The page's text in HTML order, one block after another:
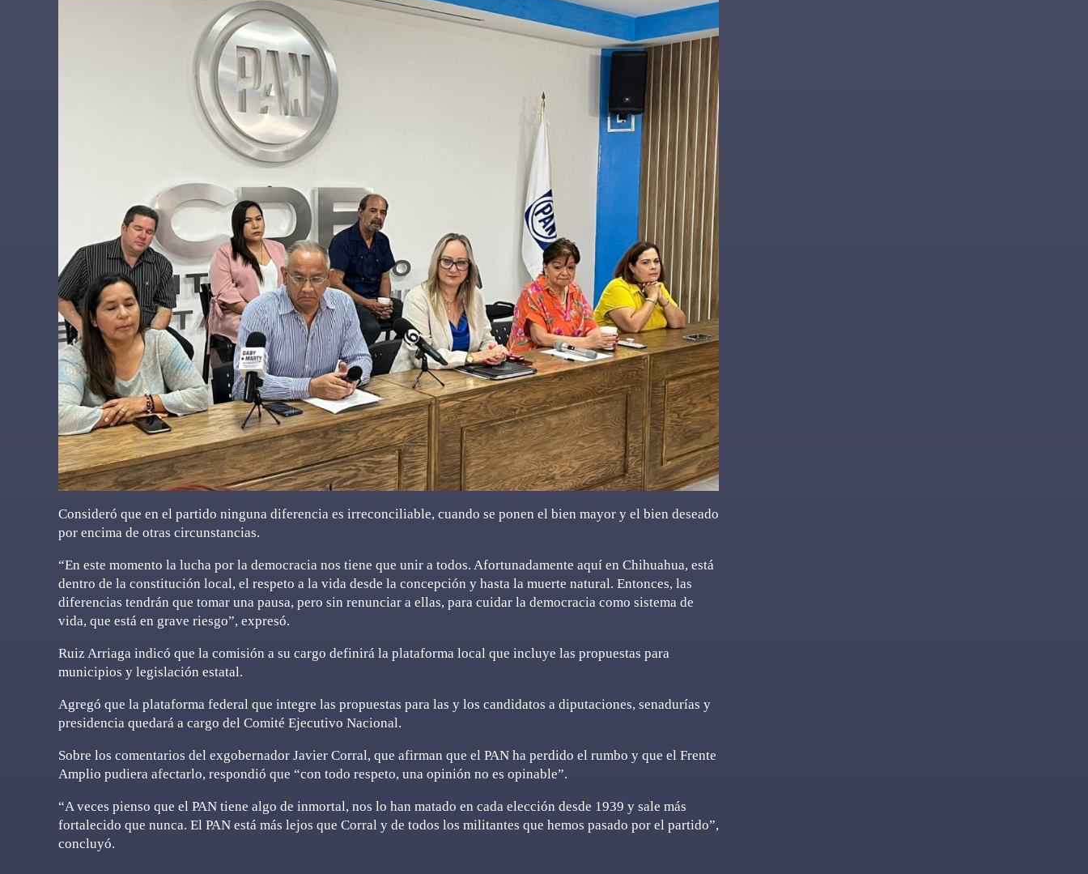
Consideró que en el partido ninguna diferencia es irreconciliable, cuando se ponen el bien mayor y el bien deseado
por encima de otras circunstancias.
“En este momento la lucha por la democracia nos tiene que unir a todos. Afortunadamente aquí en Chihuahua, está
dentro de la constitución local, el respeto a la vida desde la concepción y hasta la muerte natural. Entonces, las
diferencias tendrán que tomar una pausa, pero sin renunciar a ellas, para cuidar la democracia como sistema de
vida, que está en grave riesgo”, expresó.
Ruiz Arriaga indicó que la comisión a su cargo definirá la plataforma local que incluye las propuestas para
municipios y legislación estatal.
Agregó que la plataforma federal que integre las propuestas para las y los candidatos a diputaciones, senadurías y
presidencia quedará a cargo del Comité Ejecutivo Nacional.
Sobre los comentarios del exgobernador Javier Corral, que afirman que el PAN ha perdido el rumbo y que el Frente
Amplio pudiera afectarlo, respondió que “con todo respeto, una opinión no es opinable”.
“A veces pienso que el PAN tiene algo de inmortal, nos lo han matado en cada elección desde 1939 y sale más
fortalecido que nunca. El PAN está más lejos que Corral y de todos los militantes que hemos pasado por el partido”,
concluyó.